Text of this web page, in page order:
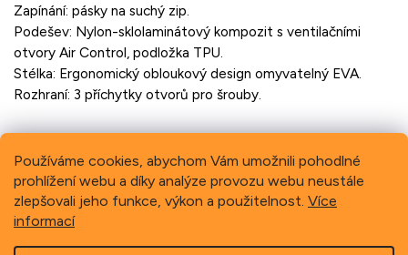
Používáme cookies, abychom Vám umožnili pohodlné
prohlížení webu a díky analýze provozu webu neustále
zlepšovali jeho funkce, výkon a použitelnost. Více
informací
Zapínání: pásky na suchý zip.
Podešev: Nylon-sklolaminátový kompozit s ventilačními
otvory Air Control, podložka TPU.
Stélka: Ergonomický obloukový design omyvatelný EVA.
Rozhraní: 3 příchytky otvorů pro šrouby.
Previous